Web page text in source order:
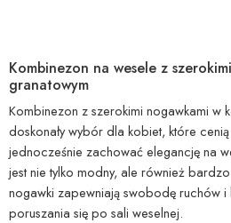
Kombinezon na wesele z
granatowym
Kombinezon z szerokimi nogawkami w
doskonały wybór dla kobiet, które
jednocześnie zachować elegancję na
jest nie tylko modny, ale również
nogawki zapewniają swobodę ruchów
poruszania się po sali weselnej.